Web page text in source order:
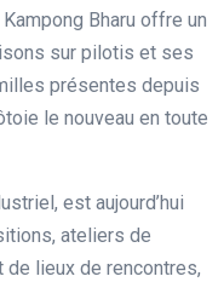
Bharu offre un
sur pilotis et ses
présentes depuis
le nouveau en toute
est aujourd’hui
ateliers de
lieux de rencontres,